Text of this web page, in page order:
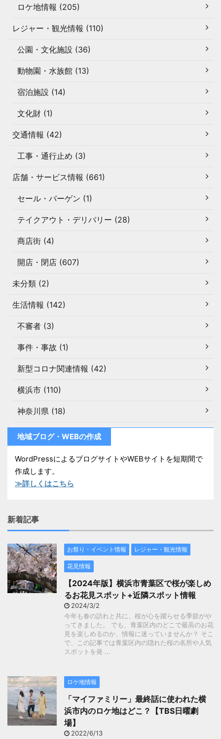
ロケ地情報 (205)
レジャー・観光情報 (110)
公園・文化施設 (36)
動物園・水族館 (13)
宿泊施設 (14)
文化財 (1)
交通情報 (42)
工事・通行止め (3)
店舗・サービス情報 (661)
セール・バーゲン (1)
テイクアウト・デリバリー (28)
商店街 (4)
開店・閉店 (607)
未分類 (2)
生活情報 (142)
不審者 (3)
事件・事故 (1)
新型コロナ関連情報 (42)
横浜市 (110)
神奈川県 (18)
地域ブログ・WEBの作成
WordPressによるブログサイトやWEBサイトを短期間で
作成します。
≫詳しくはこちら
新着記事
お祭り・イベント情報 レジャー・観光情報
花見情報
【2024年版】横浜市青葉区で桜が楽しめ
るお花見スポット+近隣スポット情報
2024/3/2
今年も春の訪れと共に、桜が心を躍らせる季節がや
ってきました。 でも、青葉区内のどこで最高のお花
見を楽しめるのか、情報に迷っていませんか？ そこ
で、この記事では青葉区内の隠れた桜の名所や人気
スポットを発 ...
ロケ地情報
「マイファミリー」最終話に使われた横
浜市内のロケ地はどこ？【TBS日曜劇
場】
2022/6/13